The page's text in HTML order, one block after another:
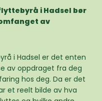
i Hadsel bør
av
i Hadsel er det enten
av oppdraget fra deg
hos deg. Da er det
et reelt bilde av hva